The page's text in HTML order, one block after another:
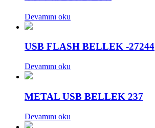
Devamını oku
USB FLASH BELLEK -27244
Devamını oku
METAL USB BELLEK 237
Devamını oku